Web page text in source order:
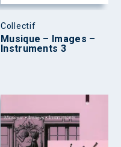
Collectif
Musique – Images –
Instruments 3